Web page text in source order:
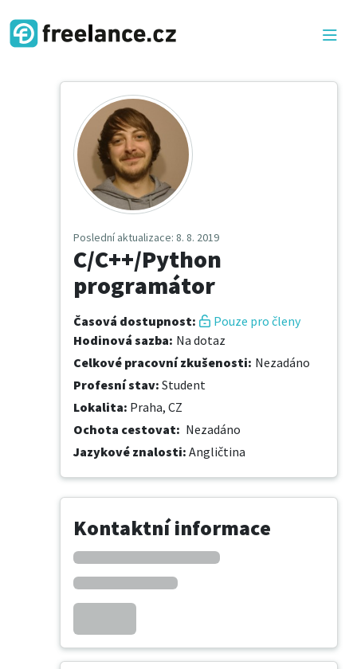
Poslední aktualizace: 8. 8. 2019
C/C++/Python
programátor
Časová dostupnost:
Pouze pro členy
Hodinová sazba: Na dotaz
Celkové pracovní zkušenosti: Nezadáno
Profesní stav: Student
Lokalita: Praha, CZ
Ochota cestovat: Nezadáno
Jazykové znalosti: Angličtina
Kontaktní informace